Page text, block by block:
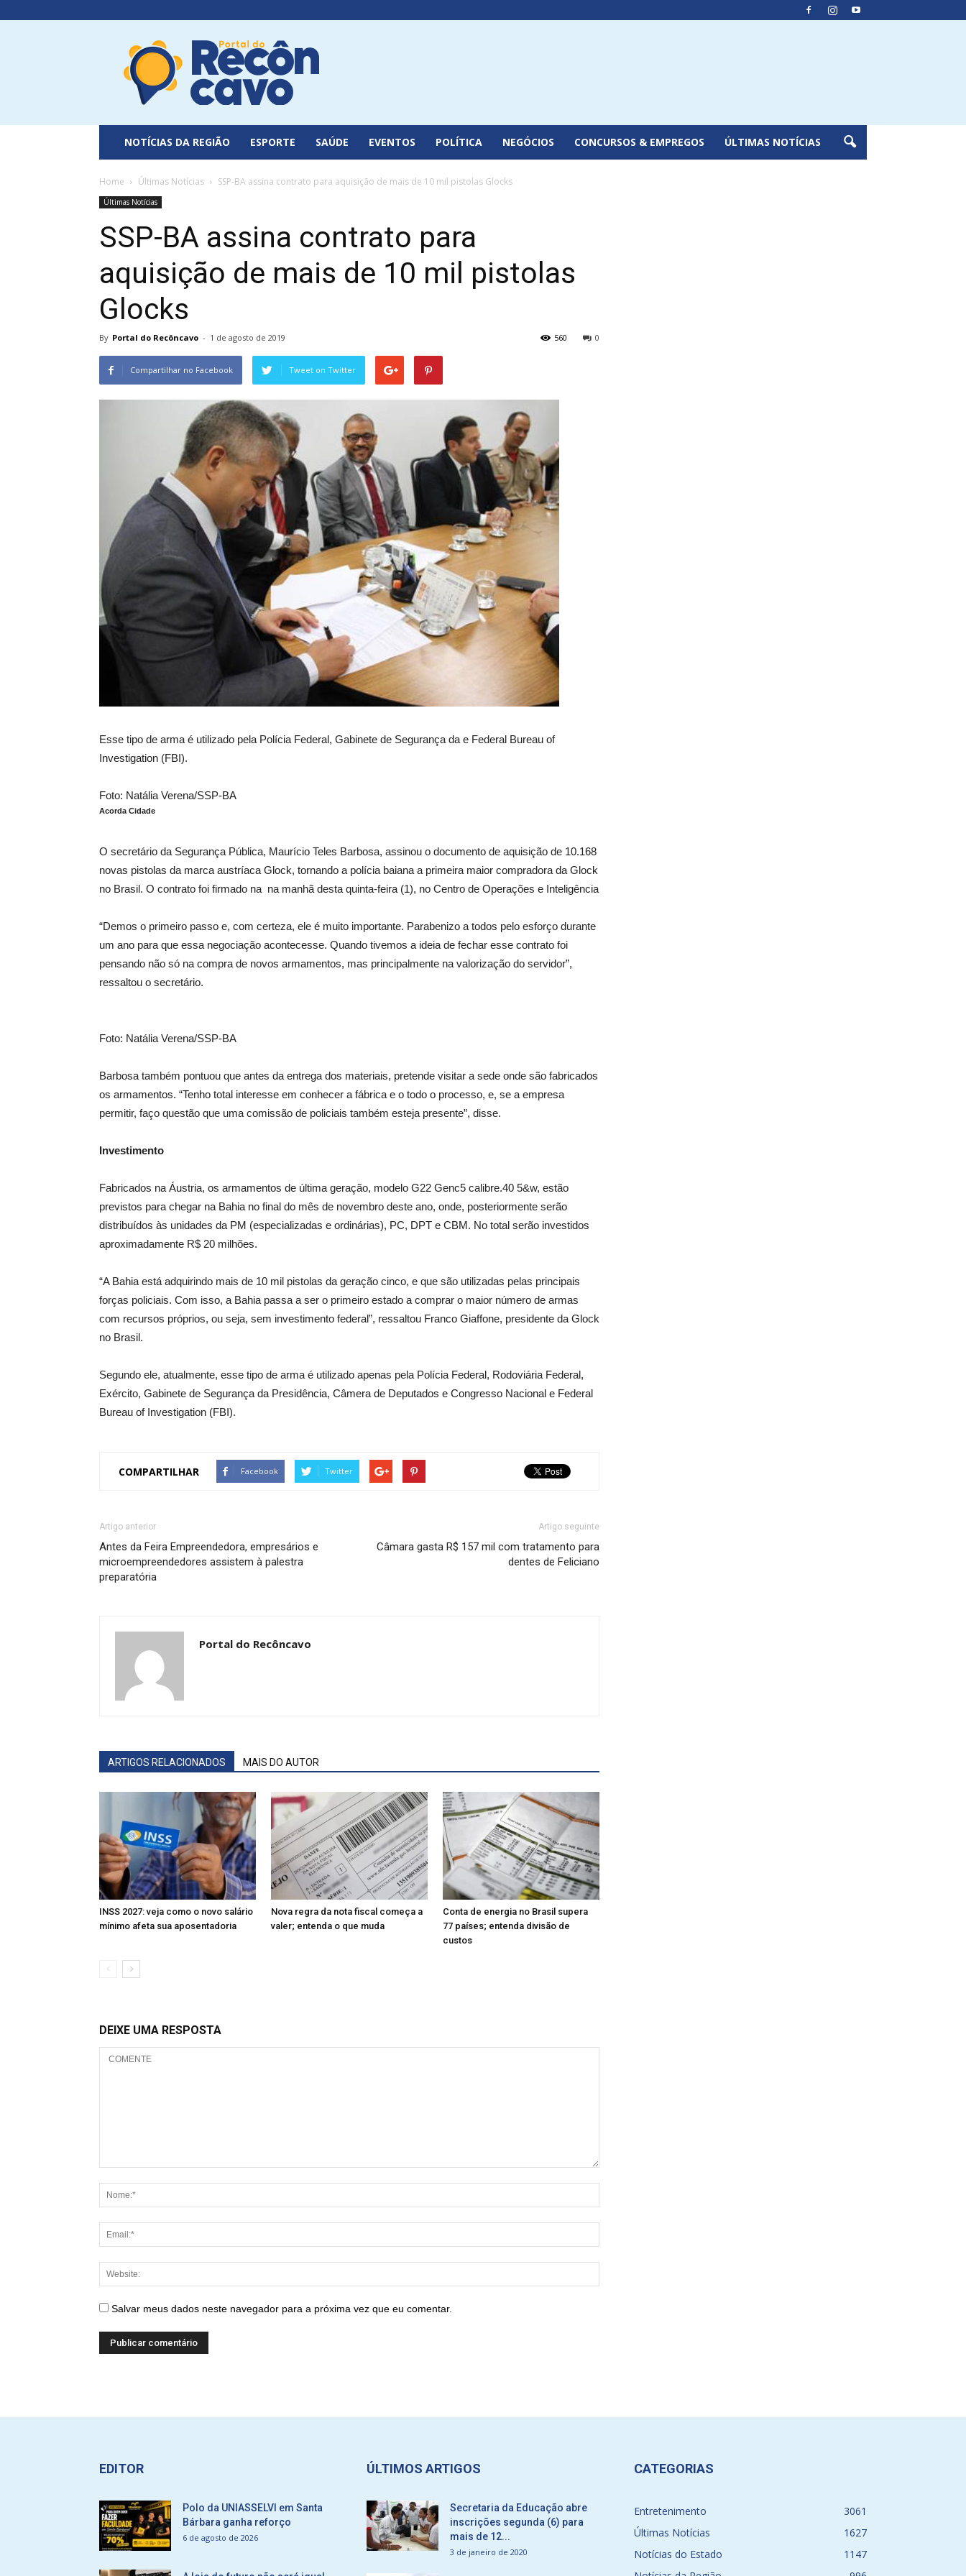
Portal
do
Recôncavo
NOTÍCIAS DA REGIÃO ESPORTE SAÚDE EVENTOS POLÍTICA NEGÓCIOS CONCURSOS & EMPREGOS ÚLTIMAS NOTÍCIAS
Home Últimas Notícias SSP-BA assina contrato para aquisição de mais de 10 mil pistolas Glocks
Últimas Notícias
SSP-BA assina contrato para
aquisição de mais de 10 mil pistolas
Glocks
By Portal do Recôncavo - 1 de agosto de 2019 0
560
Compartilhar no Facebook Tweet on Twitter
Esse tipo de arma é utilizado pela Polícia Federal, Gabinete de Segurança da e Federal Bureau of
Investigation (FBI).
Foto: Natália Verena/SSP-BA
Acorda Cidade
O secretário da Segurança Pública, Maurício Teles Barbosa, assinou o documento de aquisição de 10.168
novas pistolas da marca austríaca Glock, tornando a polícia baiana a primeira maior compradora da Glock
no Brasil. O contrato foi firmado na na manhã desta quinta-feira (1), no Centro de Operações e Inteligência
“Demos o primeiro passo e, com certeza, ele é muito importante. Parabenizo a todos pelo esforço durante
um ano para que essa negociação acontecesse. Quando tivemos a ideia de fechar esse contrato foi
pensando não só na compra de novos armamentos, mas principalmente na valorização do servidor”,
ressaltou o secretário.
Foto: Natália Verena/SSP-BA
Barbosa também pontuou que antes da entrega dos materiais, pretende visitar a sede onde são fabricados
os armamentos. “Tenho total interesse em conhecer a fábrica e o todo o processo, e, se a empresa
permitir, faço questão que uma comissão de policiais também esteja presente”, disse.
Investimento
Fabricados na Áustria, os armamentos de última geração, modelo G22 Genc5 calibre.40 5&w, estão
previstos para chegar na Bahia no final do mês de novembro deste ano, onde, posteriormente serão
distribuídos às unidades da PM (especializadas e ordinárias), PC, DPT e CBM. No total serão investidos
aproximadamente R$ 20 milhões.
“A Bahia está adquirindo mais de 10 mil pistolas da geração cinco, e que são utilizadas pelas principais
forças policiais. Com isso, a Bahia passa a ser o primeiro estado a comprar o maior número de armas
com recursos próprios, ou seja, sem investimento federal”, ressaltou Franco Giaffone, presidente da Glock
no Brasil.
Segundo ele, atualmente, esse tipo de arma é utilizado apenas pela Polícia Federal, Rodoviária Federal,
Exército, Gabinete de Segurança da Presidência, Câmera de Deputados e Congresso Nacional e Federal
Bureau of Investigation (FBI).
COMPARTILHAR Facebook Twitter
Artigo anterior
Antes da Feira Empreendedora, empresários e
microempreendedores assistem à palestra
preparatória
Artigo seguinte
Câmara gasta R$ 157 mil com tratamento para
dentes de Feliciano
Portal do Recôncavo
ARTIGOS RELACIONADOS MAIS DO AUTOR
INSS 2027: veja como o novo salário
mínimo afeta sua aposentadoria
Nova regra da nota fiscal começa a
valer; entenda o que muda
Conta de energia no Brasil supera
77 países; entenda divisão de
custos
DEIXE UMA RESPOSTA
Salvar meus dados neste navegador para a próxima vez que eu comentar.
EDITOR
Polo da UNIASSELVI em Santa
Bárbara ganha reforço
6 de agosto de 2026
ÚLTIMOS ARTIGOS
Secretaria da Educação abre
inscrições segunda (6) para
mais de 12...
3 de janeiro de 2020
CATEGORIAS
Entretenimento
3061
Últimas Notícias
1627
Notícias do Estado
1147